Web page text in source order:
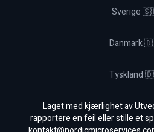
Sverige
Danmark
Tyskland
Laget med kjærlighet av
rapportere en feil eller stille et